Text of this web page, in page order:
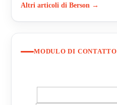
Altri articoli di Berson →
MODULO DI CONTATTO